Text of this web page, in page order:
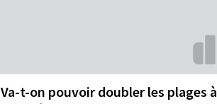
Va-t-on pouvoir doubler les plages à